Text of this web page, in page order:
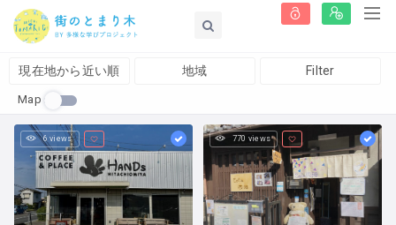
現在地から近い順 地域 Filter
Map
6 views 770 views